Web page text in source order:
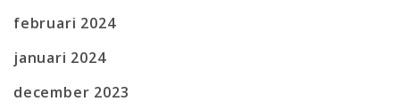
februari 2024
januari 2024
december 2023